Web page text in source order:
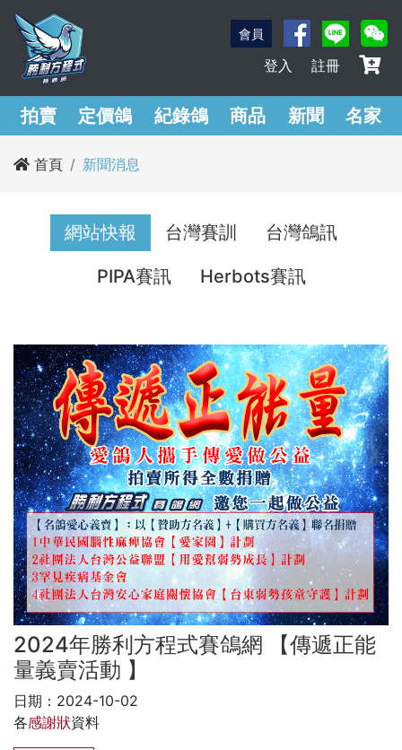
會員
登入 註冊
拍賣 定價鴿 紀錄鴿 商品 新聞 名家
首頁 新聞消息
網站快報 台灣賽訓 台灣鴿訊
PIPA賽訊 Herbots賽訊
2024年勝利方程式賽鴿網 【傳遞正能
量義賣活動 】
日期：2024-10-02
各感謝狀資料